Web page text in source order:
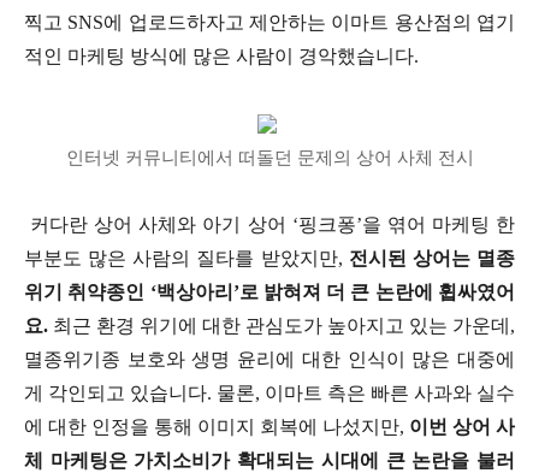
찍고 SNS에 업로드하자고 제안하는 이마트 용산점의 엽기
적인 마케팅 방식에 많은 사람이 경악했습니다.
인터넷 커뮤니티에서 떠돌던 문제의 상어 사체 전시
커다란 상어 사체와 아기 상어 ‘핑크퐁’을 엮어 마케팅 한
부분도 많은 사람의 질타를 받았지만, 전시된 상어는 멸종
위기 취약종인 ‘백상아리’로 밝혀져 더 큰 논란에 휩싸였어
요. 최근 환경 위기에 대한 관심도가 높아지고 있는 가운데,
멸종위기종 보호와 생명 윤리에 대한 인식이 많은 대중에
게 각인되고 있습니다. 물론, 이마트 측은 빠른 사과와 실수
에 대한 인정을 통해 이미지 회복에 나섰지만, 이번 상어 사
체 마케팅은 가치소비가 확대되는 시대에 큰 논란을 불러